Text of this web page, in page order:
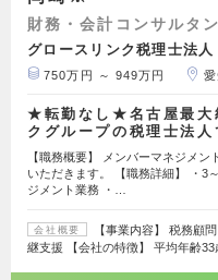
財務・会計コンサルタ
グロースリンク税理士法人
750万円 ～ 949万円
★転勤なし★名古屋最大
クグループの税理士法
【職務概要】 メンバーマネジメン
いただきます。 【職務詳細】 ・3
ジメント業務 ・…
会社概要
【事業内容】 税務顧
継支援 【会社の特徴】 平均年齢